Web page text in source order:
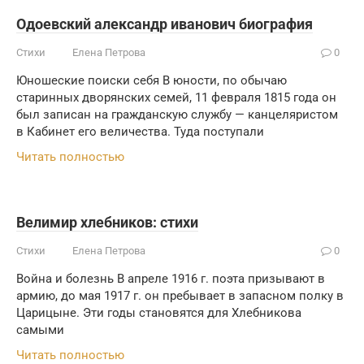
Одоевский александр иванович биография
Стихи Елена Петрова 0
Юношеские поиски себя В юности, по обычаю
старинных дворянских семей, 11 февраля 1815 года он
был записан на гражданскую службу — канцеляристом
в Кабинет его величества. Туда поступали
Читать полностью
Велимир хлебников: стихи
Стихи Елена Петрова 0
Война и болезнь В апреле 1916 г. поэта призывают в
армию, до мая 1917 г. он пребывает в запасном полку в
Царицыне. Эти годы становятся для Хлебникова
самыми
Читать полностью